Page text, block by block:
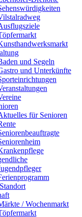
und Segeln
und Unterkünfte
für Senioren
/ Wochenmarkt